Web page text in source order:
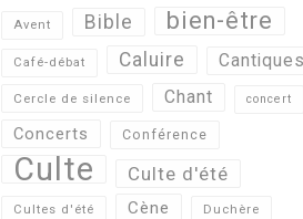
Avent Bible bien-être
Café-débat Caluire Cantiques
Cercle de silence Chant concert
Concerts Conférence
Culte Culte d'été
Cultes d'été Cène Duchère